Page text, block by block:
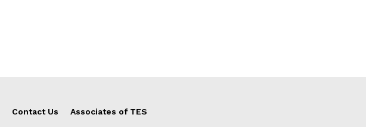
Contact Us Associates of TES